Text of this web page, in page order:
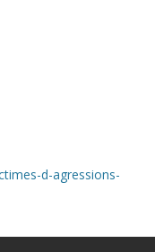
d-agressions-